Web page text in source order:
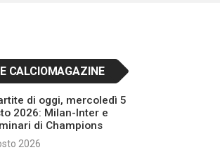
CALCIOMAGAZINE
di oggi, mercoledì 5
2026: Milan-Inter e
di Champions
2026